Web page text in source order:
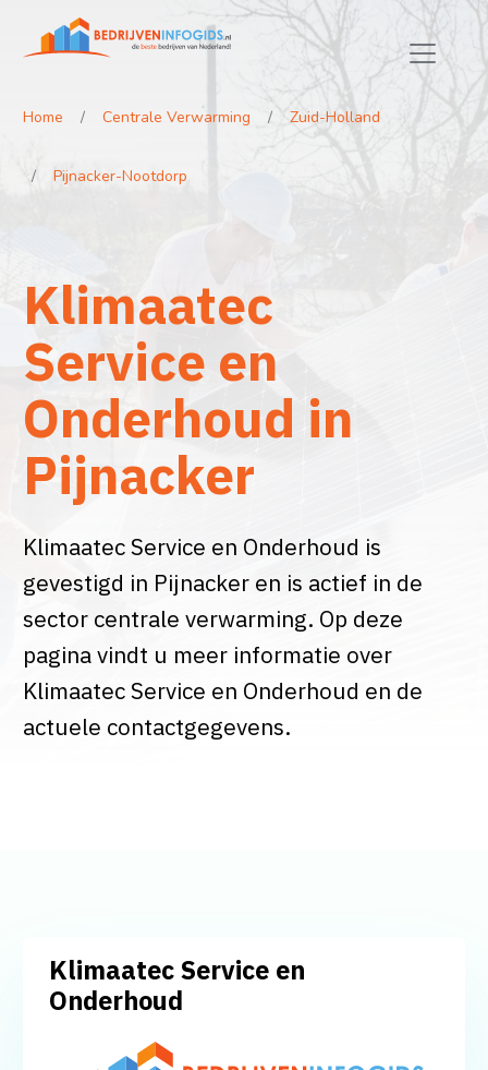
Home Centrale Verwarming Zuid-Holland
Pijnacker-Nootdorp
Klimaatec
Service en
Onderhoud in
Pijnacker
Klimaatec Service en Onderhoud is
gevestigd in Pijnacker en is actief in de
sector centrale verwarming. Op deze
pagina vindt u meer informatie over
Klimaatec Service en Onderhoud en de
actuele contactgegevens.
Klimaatec Service en
Onderhoud